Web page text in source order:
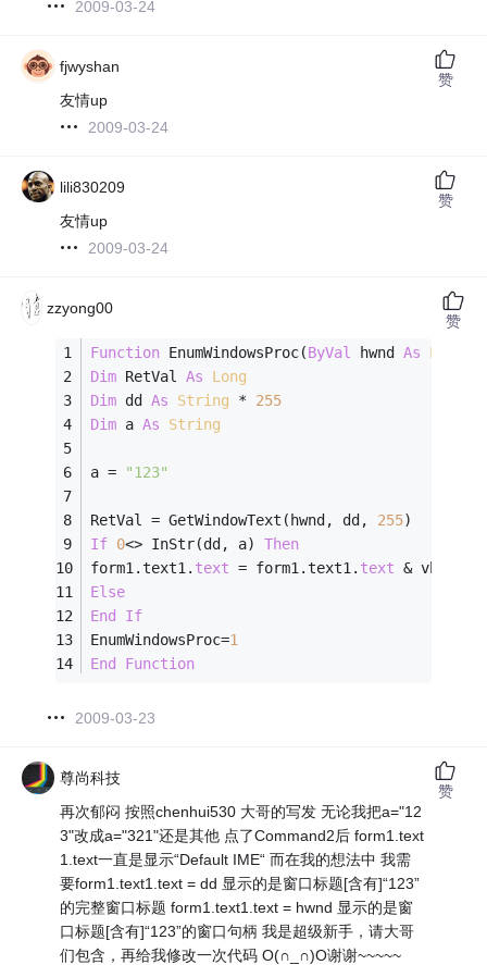
2009-03-24
fjwyshan
友情up
2009-03-24
赞
lili830209
友情up
2009-03-24
赞
zzyong00
Function EnumWindowsProc(ByVal hwnd As Long
Dim RetVal As
Long
Dim dd As String * 255
Dim a As String
a = "123"
RetVal = GetWindowText(hwnd, dd, 255)
If 0<> InStr(dd, a) Then
form1.text1. text = form1.text1. text & vbcrlf
Else
End
If
EnumWindowsProc=1
End
Function
2009-03-23
赞
尊尚科技
再次郁闷 按照chenhui530 大哥的写发 无论我把a="12
3"改成a="321"还是其他 点了Command2后 form1.text
1.text一直是显示“Default IME“ 而在我的想法中 我需
要form1.text1.text = dd 显示的是窗口标题[含有]“123”
的完整窗口标题 form1.text1.text = hwnd 显示的是窗
口标题[含有]“123”的窗口句柄 我是超级新手，请大哥
们包含，再给我修改一次代码 O(∩_∩)O谢谢~~~~~
赞